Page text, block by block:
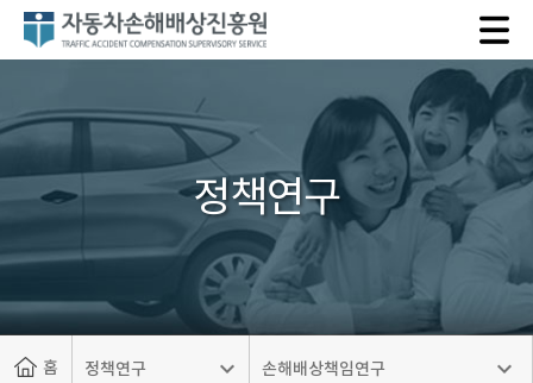
자
손
해
배
원
정책연구
홈 정책연구 손해배상책임연구